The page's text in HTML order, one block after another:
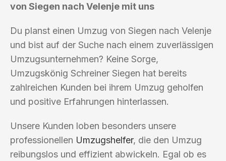
von Siegen nach Velenje mit uns
Du planst einen Umzug von Siegen nach Velenje
und bist auf der Suche nach einem zuverlässigen
Umzugsunternehmen? Keine Sorge,
Umzugskönig Schreiner Siegen hat bereits
zahlreichen Kunden bei ihrem Umzug geholfen
und positive Erfahrungen hinterlassen.
Unsere Kunden loben besonders unsere
professionellen Umzugshelfer, die den Umzug
reibungslos und effizient abwickeln. Egal ob es